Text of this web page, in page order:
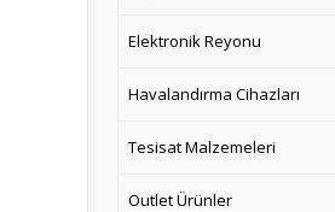
Elektronik Reyonu
Havalandırma Cihazları
Tesisat Malzemeleri
Outlet Ürünler